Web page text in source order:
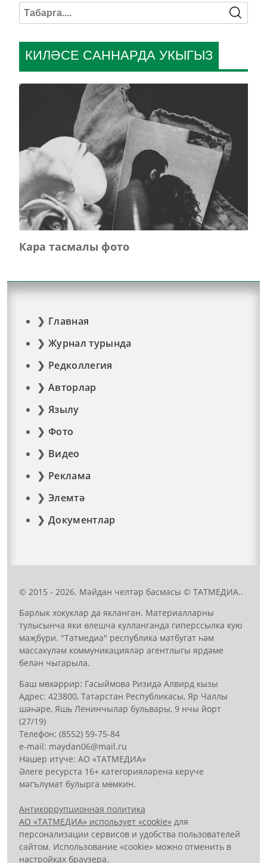
КИЛӘСЕ САННАРДА УКЫГЫЗ
Кара тасмалы фото
Главная
Журнал турында
Редколлегия
Авторлар
Язылу
Фото
Видео
Реклама
Элемтә
Документлар
© 2015 - 2026. Мәйдан челтәр басмасы © ТАТМЕДИА..
Барлык хокуклар да якланган. Материалларны
тулысынча яки өлешчә кулланганда гиперссылка кую
мәҗбүри. "Татмедиа" республика матбугат һәм
массакүләм коммуникацияләр агентлыгы ярдәме
белән чыгарыла.
Баш мөхәррир: Гасыймова Ризидә Алвирд кызы
Адрес: 423800, Татарстан Республикасы, Яр Чаллы
шәһәре, Яшь Ленинчылар бульвары, 9 нчы йорт
(27/19)
Телефон: (8552) 59-75-84
е-mail: mауdаn06@mail.гu
Нәшер итүче: АО «ТАТМЕДИА»
Әлеге ресурста 16+ категорияләренә керүче
мәгълүмат булырга мөмкин.
Антикоррупционная политика
АО «ТАТМЕДИА» использует «cookie» для
персонализации сервисов и удобства пользователей
сайтом. Использование «cookie» можно отменить в
настройках браузера.